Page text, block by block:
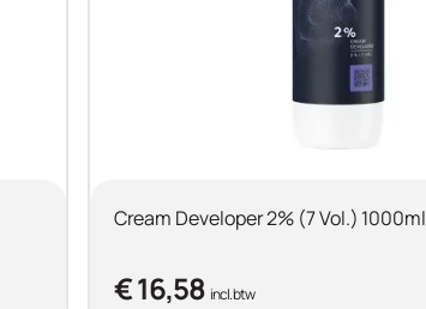
Cream Developer 2% (7 Vol.) 1000ml
€ 16,58 incl. btw